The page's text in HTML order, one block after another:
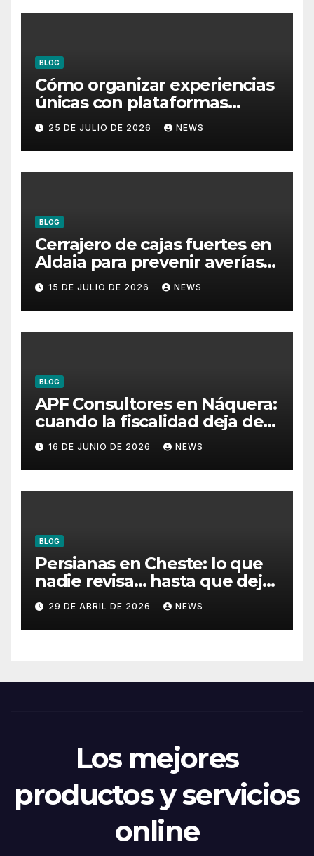
BLOG
Cómo organizar experiencias
únicas con plataformas
flotantes para eventos
25 DE JULIO DE 2026 NEWS
BLOG
Cerrajero de cajas fuertes en
Aldaia para prevenir averías y
conservar la protección
15 DE JULIO DE 2026 NEWS
BLOG
APF Consultores en Náquera:
cuando la fiscalidad deja de
ser un problema
16 DE JUNIO DE 2026 NEWS
BLOG
Persianas en Cheste: lo que
nadie revisa… hasta que deja
de funcionar
29 DE ABRIL DE 2026 NEWS
Los mejores
productos y servicios
online